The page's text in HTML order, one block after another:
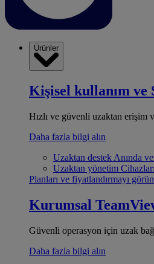
Ürünler
Kişisel kullanım ve
Hızlı ve güvenli uzaktan erişim
Daha fazla bilgi alın
Uzaktan destek Anında
Uzaktan yönetim
Planları ve fiyatlandırmayı görün
Kurumsal
Güvenli operasyon için uzak
Daha fazla bilgi alın